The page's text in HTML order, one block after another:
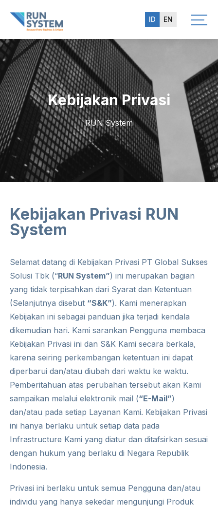
ID EN
Kebijakan Privasi
RUN System
Kebijakan Privasi RUN
System
Selamat datang di Kebijakan Privasi PT Global Sukses
Solusi Tbk (“RUN System”) ini merupakan bagian
yang tidak terpisahkan dari Syarat dan Ketentuan
(Selanjutnya disebut “S&K”). Kami menerapkan
Kebijakan ini sebagai panduan jika terjadi kendala
dikemudian hari. Kami sarankan Pengguna membaca
Kebijakan Privasi ini dan S&K Kami secara berkala,
karena seiring perkembangan ketentuan ini dapat
diperbarui dan/atau diubah dari waktu ke waktu.
Pemberitahuan atas perubahan tersebut akan Kami
sampaikan melalui elektronik mail (“E-Mail”)
dan/atau pada setiap Layanan Kami. Kebijakan Privasi
ini hanya berlaku untuk setiap data pada
Infrastructure Kami yang diatur dan ditafsirkan sesuai
dengan hukum yang berlaku di Negara Republik
Indonesia.
Privasi ini berlaku untuk semua Pengguna dan/atau
individu yang hanya sekedar mengunjungi Produk